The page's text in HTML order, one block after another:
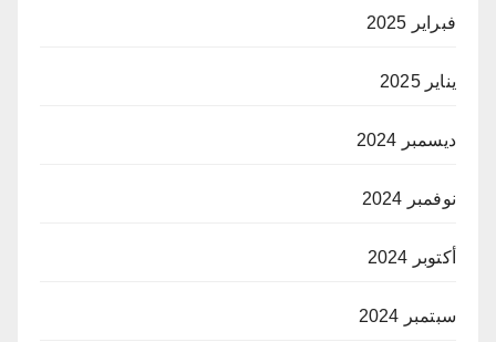
فبراير 2025
يناير 2025
ديسمبر 2024
نوفمبر 2024
أكتوبر 2024
سبتمبر 2024